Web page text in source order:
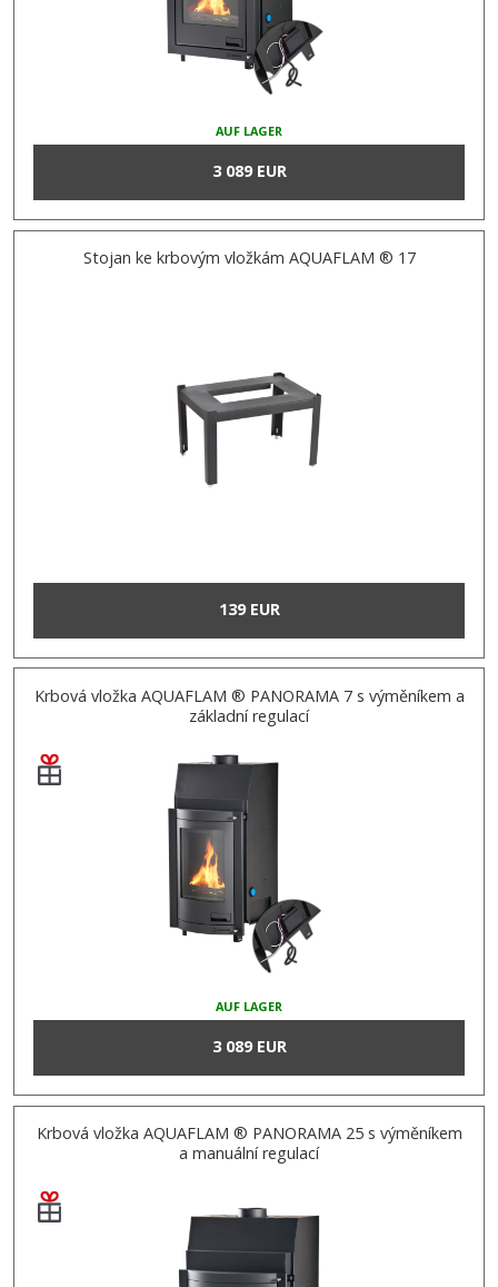
AUF LAGER
3 089 EUR
Stojan ke krbovým vložkám AQUAFLAM ® 17
139 EUR
Krbová vložka AQUAFLAM ® PANORAMA 7 s výměníkem a
základní regulací
AUF LAGER
3 089 EUR
Krbová vložka AQUAFLAM ® PANORAMA 25 s výměníkem
a manuální regulací